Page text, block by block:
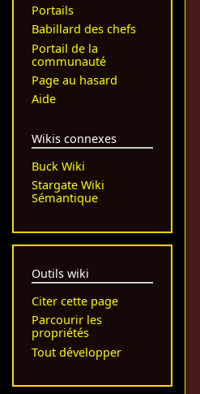
Portails
Babillard des chefs
Portail de la
communauté
Page au hasard
Aide
Wikis connexes
Buck Wiki
Stargate Wiki
Sémantique
Outils wiki
Citer cette page
Parcourir les
propriétés
Tout développer